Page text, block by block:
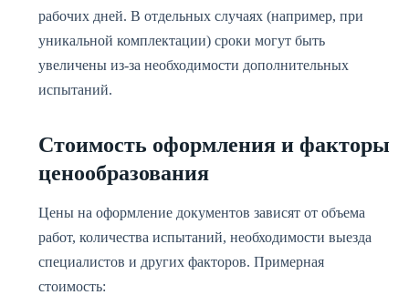
рабочих дней. В отдельных случаях (например, при
уникальной комплектации) сроки могут быть
увеличены из-за необходимости дополнительных
испытаний.
Стоимость оформления и факторы
ценообразования
Цены на оформление документов зависят от объема
работ, количества испытаний, необходимости выезда
специалистов и других факторов. Примерная
стоимость: